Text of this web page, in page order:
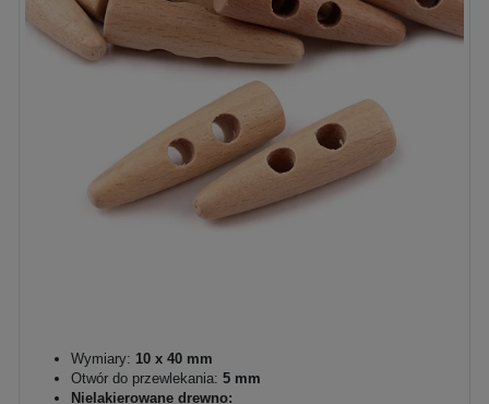
Wymiary: 10 x 40 mm
Otwór do przewlekania: 5 mm
Nielakierowane drewno: